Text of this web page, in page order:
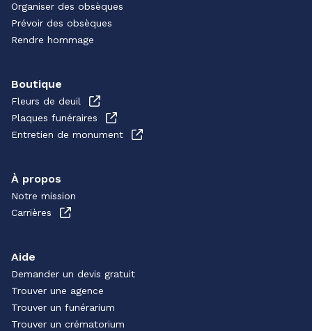
Organiser des obsèques
Prévoir des obsèques
Rendre hommage
Boutique
Fleurs de deuil
Plaques funéraires
Entretien de monument
À propos
Notre mission
Carrières
Aide
Demander un devis gratuit
Trouver une agence
Trouver un funérarium
Trouver un crématorium